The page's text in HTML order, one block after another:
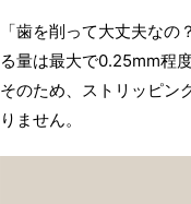
「歯を削って大丈夫な
る量は最大で0.25mm程
そのため、ストリッピン
りません。